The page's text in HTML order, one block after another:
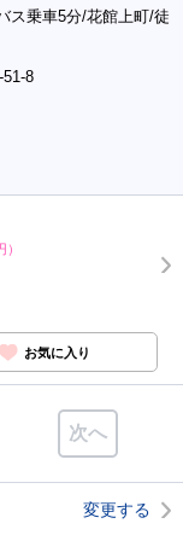
ス乗車5分/花館上町/徒
8
お気に入り
次へ
変更する